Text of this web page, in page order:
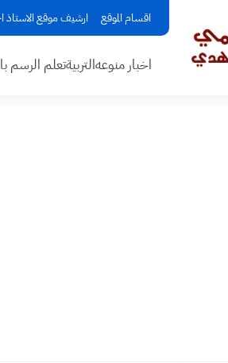
اقسام الموقع ارشيف موقع
اخبار منوعهالتربيةتعلم الرسم